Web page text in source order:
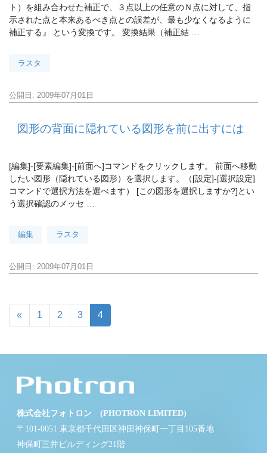
ト）を組み合わせた補正で、３点以上の任意のＮ点に対して、指
示された点と本来あるべき点との誤差が、最も少なくなるように
補正する』 という変換です。 変換結果（補正結 …
ラスタ
公開日: 2009年07月01日
図形の背面に隠れている図形を前に出すには
[編集]-[要素編集]-[前面へ]コマンドをクリックします。 前面へ移動
したい図形（隠れている図形）を選択します。（[設定]-[選択設定]
コマンドで選択方法を選べます） [この図形を選択しますか?]とい
う選択確認のメッセ …
編集 ラスタ
公開日: 2009年07月01日
« 1 2 3 4
株式会社フォトロン (PHOTRON LIMITED)
〒101-0051 東京都千代田区神田神保町一丁目105番地
神保町三井ビルディング21階